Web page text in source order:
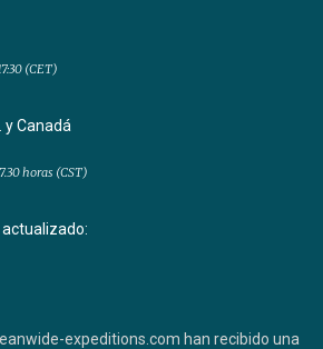
(CET)
y Canadá
horas (CST)
expeditions.com han recibido una